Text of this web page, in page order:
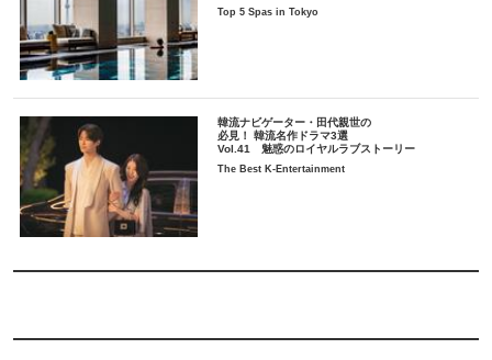
Top 5 Spas in Tokyo
韓流ナビゲーター・田代親世の
必見！ 韓流名作ドラマ3選
Vol.41 魅惑のロイヤルラブストーリー
The Best K-Entertainment